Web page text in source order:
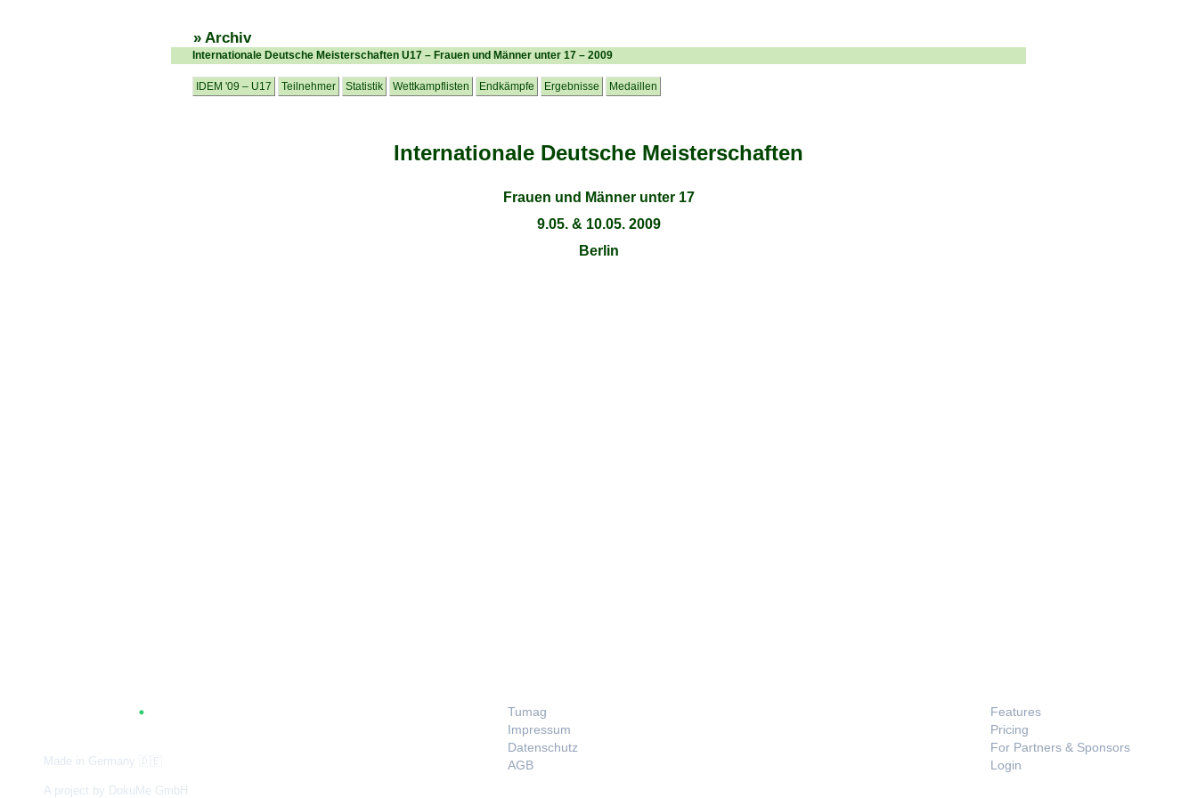
» Archiv
Internationale Deutsche Meisterschaften U17 – Frauen und Männer unter 17 – 2009
IDEM '09 – U17 Teilnehmer Statistik Wettkampflisten Endkämpfe Ergebnisse Medaillen
Internationale Deutsche Meisterschaften
Frauen und Männer unter 17
9.05. & 10.05. 2009
Berlin
.
Made in Germany 🇩🇪
A project by DokuMe GmbH
Tumag
Impressum
Datenschutz
AGB
Features
Pricing
For Partners & Sponsors
Login